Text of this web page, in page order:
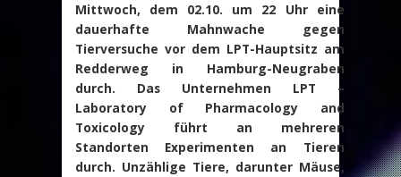
Mittwoch, dem 02.10. um 22 Uhr eine
dauerhafte Mahnwache gegen
Tierversuche vor dem LPT-Hauptsitz am
Redderweg in Hamburg-Neugraben
durch. Das Unternehmen LPT –
Laboratory of Pharmacology and
Toxicology führt an mehreren
Standorten Experimenten an Tieren
durch. Unzählige Tiere, darunter Mäuse,